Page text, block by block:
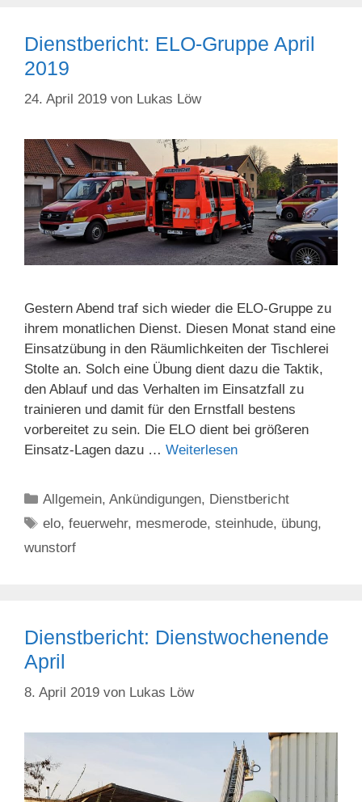
Dienstbericht: ELO-Gruppe April
2019
24. April 2019 von Lukas Löw
Gestern Abend traf sich wieder die ELO-Gruppe zu
ihrem monatlichen Dienst. Diesen Monat stand eine
Einsatzübung in den Räumlichkeiten der Tischlerei
Stolte an. Solch eine Übung dient dazu die Taktik,
den Ablauf und das Verhalten im Einsatzfall zu
trainieren und damit für den Ernstfall bestens
vorbereitet zu sein. Die ELO dient bei größeren
Einsatz-Lagen dazu … Weiterlesen
Kategorien
Allgemein,Ankündigungen, Dienstbericht
Schlagwörter
elo,feuerwehr, mesmerode,steinhude, übung,
wunstorf
Dienstbericht: Dienstwochenende
April
8. April 2019 von Lukas Löw